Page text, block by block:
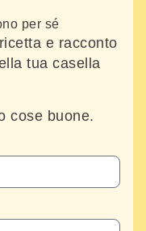
per sé
e racconto
tua casella
cose buone.